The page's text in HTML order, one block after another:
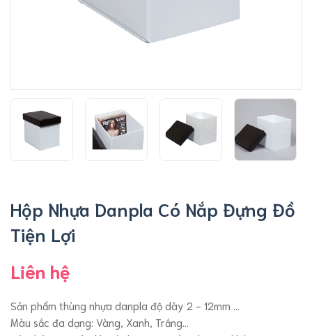
Hộp Nhựa Danpla Có Nắp Đựng Đồ
Tiện Lợi
Liên hệ
Sản phẩm thùng nhựa danpla độ dày 2 - 12mm ...
Màu sắc đa dạng: Vàng, Xanh, Trắng...